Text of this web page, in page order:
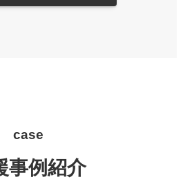
case
事例紹介